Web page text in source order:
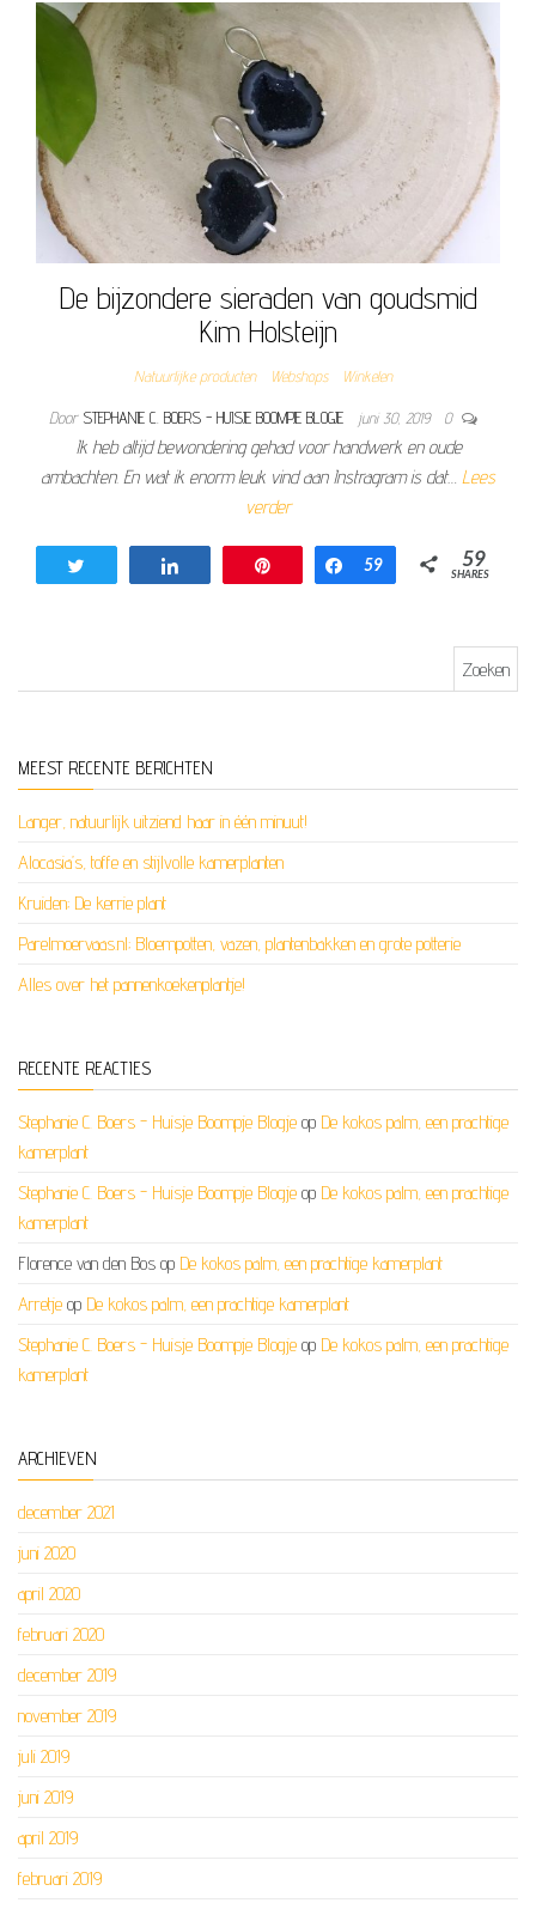
De bijzondere sieraden van goudsmid
Kim Holsteijn
Natuurlijke producten Webshops Winkelen
Door STEPHANIE C. BOERS - HUISJE BOOMPJE BLOGJE juni 30, 2019 0
Ik heb altijd bewondering gehad voor handwerk en oude
ambachten. En wat ik enorm leuk vind aan Instragram is dat… Lees
verder
Share
59 59
SHARES
MEEST RECENTE BERICHTEN
Langer, natuurlijk uitziend haar in één minuut!
Alocasia’s, toffe en stijlvolle kamerplanten
Kruiden; De kerrie plant
Parelmoervaas.nl; Bloempotten, vazen, plantenbakken en grote potterie
Alles over het pannenkoekenplantje!
RECENTE REACTIES
Stephanie C. Boers - Huisje Boompje Blogje op De kokos palm, een prachtige
kamerplant
Stephanie C. Boers - Huisje Boompje Blogje op De kokos palm, een prachtige
kamerplant
Florence van den Bos op De kokos palm, een prachtige kamerplant
Arretje op De kokos palm, een prachtige kamerplant
Stephanie C. Boers - Huisje Boompje Blogje op De kokos palm, een prachtige
kamerplant
ARCHIEVEN
december 2021
juni 2020
april 2020
februari 2020
december 2019
november 2019
juli 2019
juni 2019
april 2019
februari 2019